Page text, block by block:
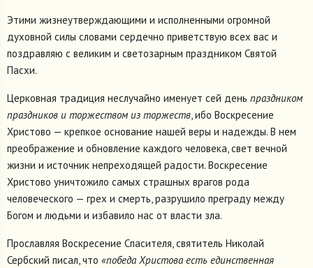
Этими жизнеутверждающими и исполненными огромной
духовной силы словами сердечно приветствую всех вас и
поздравляю с великим и светозарным праздником Святой
Пасхи.
Церковная традиция неслучайно именует сей день праздником
праздников и торжеством из торжеств, ибо Воскресение
Христово — крепкое основание нашей веры и надежды. В нем
преображение и обновление каждого человека, свет вечной
жизни и источник непреходящей радости. Воскресение
Христово уничтожило самых страшных врагов рода
человеческого — грех и смерть, разрушило преграду между
Богом и людьми и избавило нас от власти зла.
Прославляя Воскресение Спасителя, святитель Николай
Сербский писал, что «победа Христова есть единственная